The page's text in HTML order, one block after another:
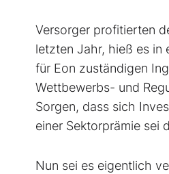
Versorger profitierten
letzten Jahr, hieß es in
für Eon zuständigen
Wettbewerbs- und
Sorgen, dass sich
einer Sektorprämie sei
Nun sei es eigentlich